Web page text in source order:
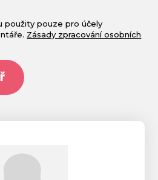
použity pouze pro účely
Zásady zpracování osobních